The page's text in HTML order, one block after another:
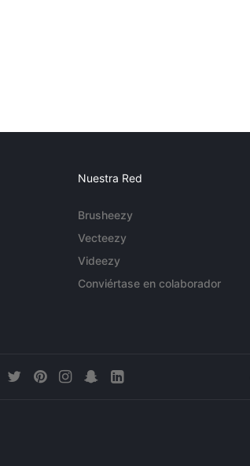
Nuestra Red
Brusheezy
Vecteezy
Videezy
Conviértase en colaborador